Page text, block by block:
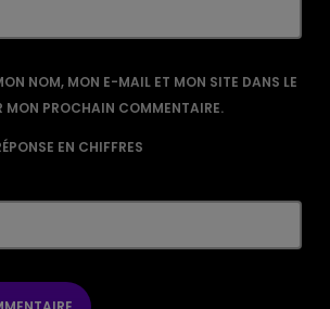
NOM, MON E-MAIL ET MON SITE DANS LE
MON PROCHAIN COMMENTAIRE.
EN CHIFFRES